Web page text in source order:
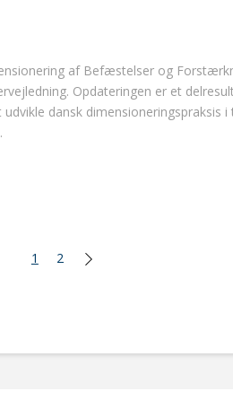
af Befæstelser og
Opdateringen er et
dansk dimensioneringspraksis
1 2